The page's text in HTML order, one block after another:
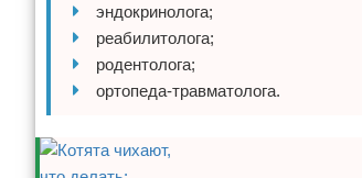
эндокринолога;
реабилитолога;
родентолога;
ортопеда-травматолога.